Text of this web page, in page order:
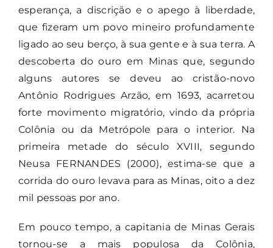
esperança, a discrição e o apego à liberdade,
que fizeram um povo mineiro profundamente
ligado ao seu berço, à sua gente e à sua terra. A
descoberta do ouro em Minas que, segundo
alguns autores se deveu ao cristão-novo
Antônio Rodrigues Arzão, em 1693, acarretou
forte movimento migratório, vindo da própria
Colônia ou da Metrópole para o interior. Na
primeira metade do século XVIII, segundo
Neusa FERNANDES (2000), estima-se que a
corrida do ouro levava para as Minas, oito a dez
mil pessoas por ano.
Em pouco tempo, a capitania de Minas Gerais
tornou-se a mais populosa da Colônia,